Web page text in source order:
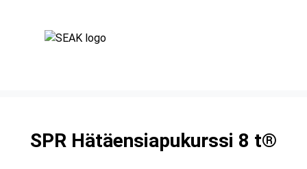
SPR Hätäensiapukurssi 8 t®